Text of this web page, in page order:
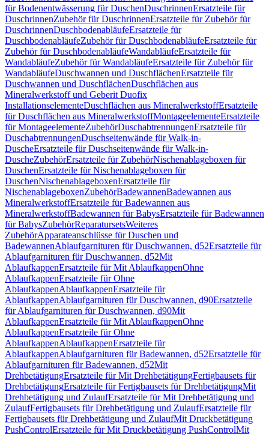
für Bodenentwässerung für DuschenDuschrinnenErsatzteile für
DuschrinnenZubehör für DuschrinnenErsatzteile für Zubehör für
DuschrinnenDuschbodenabläufeErsatzteile für
DuschbodenabläufeZubehör für DuschbodenabläufeErsatzteile für
Zubehör für DuschbodenabläufeWandabläufeErsatzteile für
WandabläufeZubehör für WandabläufeErsatzteile für Zubehör für
WandabläufeDuschwannen und DuschflächenErsatzteile für
Duschwannen und DuschflächenDuschflächen aus
Mineralwerkstoff und Geberit Duofix
InstallationselementeDuschflächen aus MineralwerkstoffErsatzteile
für Duschflächen aus MineralwerkstoffMontageelementeErsatzteile
für MontageelementeZubehörDuschabtrennungenErsatzteile für
DuschabtrennungenDuschseitenwände für Walk-in-
DuscheErsatzteile für Duschseitenwände für Walk-in-
DuscheZubehörErsatzteile für ZubehörNischenablageboxen für
DuschenErsatzteile für Nischenablageboxen für
DuschenNischenablageboxenErsatzteile für
NischenablageboxenZubehörBadewannenBadewannen aus
MineralwerkstoffErsatzteile für Badewannen aus
MineralwerkstoffBadewannen für BabysErsatzteile für Badewannen
für BabysZubehörReparatursetsWeiteres
ZubehörApparateanschlüsse für Duschen und
BadewannenAblaufgarnituren für Duschwannen, d52Ersatzteile für
Ablaufgarnituren für Duschwannen, d52Mit
AblaufkappenErsatzteile für Mit AblaufkappenOhne
AblaufkappenErsatzteile für Ohne
AblaufkappenAblaufkappenErsatzteile für
AblaufkappenAblaufgarnituren für Duschwannen, d90Ersatzteile
für Ablaufgarnituren für Duschwannen, d90Mit
AblaufkappenErsatzteile für Mit AblaufkappenOhne
AblaufkappenErsatzteile für Ohne
AblaufkappenAblaufkappenErsatzteile für
AblaufkappenAblaufgarnituren für Badewannen, d52Ersatzteile für
Ablaufgarnituren für Badewannen, d52Mit
DrehbetätigungErsatzteile für Mit DrehbetätigungFertigbausets für
DrehbetätigungErsatzteile für Fertigbausets für DrehbetätigungMit
Drehbetätigung und ZulaufErsatzteile für Mit Drehbetätigung und
ZulaufFertigbausets für Drehbetätigung und ZulaufErsatzteile für
Fertigbausets für Drehbetätigung und ZulaufMit Druckbetätigung
PushControlErsatzteile für Mit Druckbetätigung PushControlMit